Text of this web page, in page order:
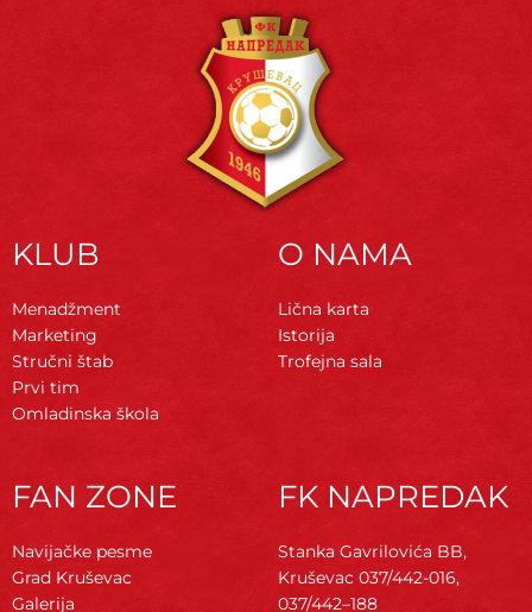
KLUB
Menadžment
Marketing
Stručni štab
Prvi tim
Omladinska škola
O NAMA
Lična karta
Istorija
Trofejna sala
FAN ZONE
Navijačke pesme
Grad Kruševac
Galerija
FK NAPREDAK
Stanka Gavrilovića BB,
Kruševac 037/442-016,
037/442–188